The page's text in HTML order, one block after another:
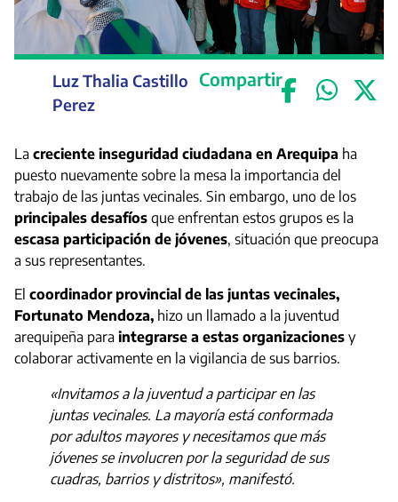
Luz Thalia Castillo
Perez
Compartir
La creciente inseguridad ciudadana en Arequipa ha
puesto nuevamente sobre la mesa la importancia del
trabajo de las juntas vecinales. Sin embargo, uno de los
principales desafíos que enfrentan estos grupos es la
escasa participación de jóvenes, situación que preocupa
a sus representantes.
El coordinador provincial de las juntas vecinales,
Fortunato Mendoza, hizo un llamado a la juventud
arequipeña para integrarse a estas organizaciones y
colaborar activamente en la vigilancia de sus barrios.
«Invitamos a la juventud a participar en las
juntas vecinales. La mayoría está conformada
por adultos mayores y necesitamos que más
jóvenes se involucren por la seguridad de sus
cuadras, barrios y distritos», manifestó.